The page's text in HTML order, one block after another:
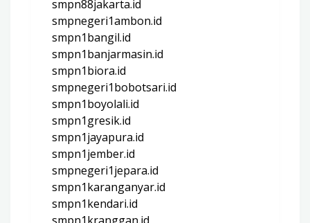
smpn88jakarta.id
smpnegeri1ambon.id
smpn1bangil.id
smpn1banjarmasin.id
smpn1biora.id
smpnegeri1bobotsari.id
smpn1boyolali.id
smpn1gresik.id
smpn1jayapura.id
smpn1jember.id
smpnegeri1jepara.id
smpn1karanganyar.id
smpn1kendari.id